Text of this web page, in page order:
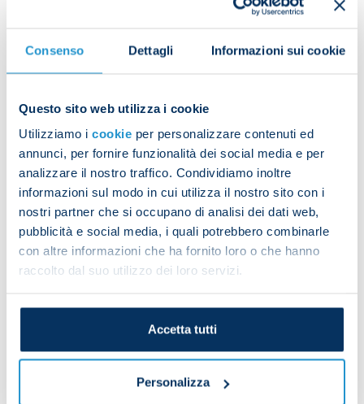
Consenso Dettagli Informazioni sui cookie
Questo sito web utilizza i cookie
Utilizziamo i cookie per personalizzare contenuti ed
annunci, per fornire funzionalità dei social media e per
analizzare il nostro traffico. Condividiamo inoltre
informazioni sul modo in cui utilizza il nostro sito con i
nostri partner che si occupano di analisi dei dati web,
pubblicità e social media, i quali potrebbero combinarle
con altre informazioni che ha fornito loro o che hanno
raccolto dal suo utilizzo dei loro servizi.
Accetta tutti
Personalizza
Portugal
2025 -
Armando
3 PSV v Napoli
2025 -
4
Napoli v
Eintracht
4
November
2025 -
18:45
Diego
Armando
Maradona
Napoli v
25
November
Maradona
Benfica v
10